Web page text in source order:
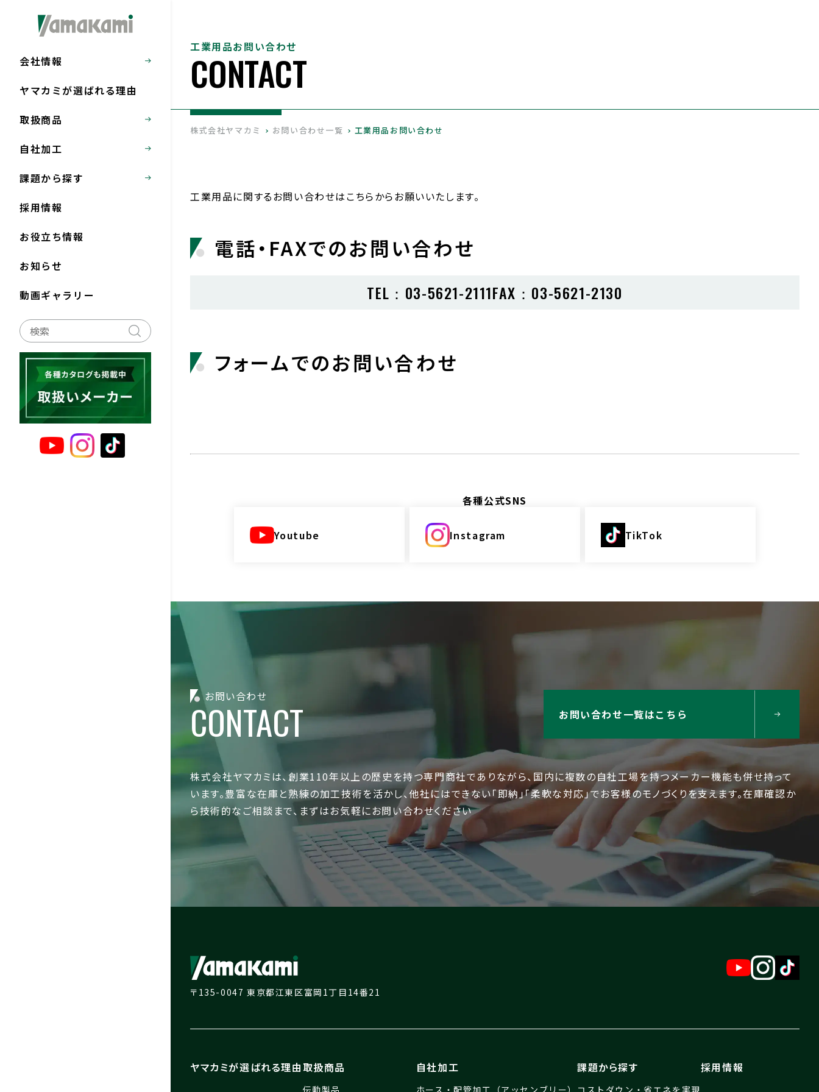
会社情報
ヤマカミが選ばれる理由
取扱商品
自社加工
課題から探す
採用情報
お役立ち情報
お知らせ
動画ギャラリー
工業用品お問い合わせ
CONTACT
株式会社ヤマカミ お問い合わせ一覧 工業用品お問い合わせ
工業用品に関するお問い合わせはこちらからお願いいたします。
電話・FAXでのお問い合わせ
TEL： 03-5621-2111FAX：03-5621-2130
フォームでのお問い合わせ
各種公式SNS
Youtube Instagram TikTok
お問い合わせ
CONTACT お問い合わせ一覧はこちら
株式会社ヤマカミは、創業110年以上の歴史を持つ専門商社でありながら、国内に複数の自社工場を持つメーカー機能も併せ持って
います。豊富な在庫と熟練の加工技術を活かし、他社にはできない「即納」「柔軟な対応」でお客様のモノづくりを支えます。在庫確認か
ら技術的なご相談まで、まずはお気軽にお問い合わせください
〒135-0047 東京都江東区富岡1丁目14番21
ヤマカミが選ばれる理由取扱商品
伝動製品
自社加工
ホース・配管加工（アッセンブリー）
課題から探す
コストダウン・省エネを実現
採用情報